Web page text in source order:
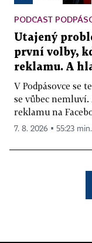
PODCAST
Utajený
první volby,
reklamu. A
V Podpásovce se
se vůbec
reklamu na
7. 8. 2026 ▪ 55:23 min.